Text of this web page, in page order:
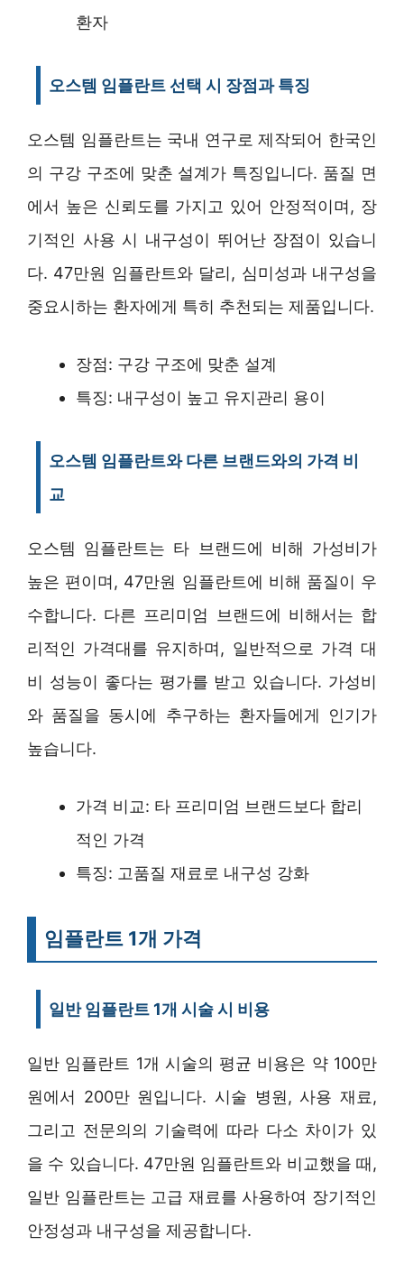
환자
오스템 임플란트 선택 시 장점과 특징
오스템 임플란트는 국내 연구로 제작되어 한국인
의 구강 구조에 맞춘 설계가 특징입니다. 품질 면
에서 높은 신뢰도를 가지고 있어 안정적이며, 장
기적인 사용 시 내구성이 뛰어난 장점이 있습니
다. 47만원 임플란트와 달리, 심미성과 내구성을
중요시하는 환자에게 특히 추천되는 제품입니다.
장점: 구강 구조에 맞춘 설계
특징: 내구성이 높고 유지관리 용이
오스템 임플란트와 다른 브랜드와의 가격 비
교
오스템 임플란트는 타 브랜드에 비해 가성비가
높은 편이며, 47만원 임플란트에 비해 품질이 우
수합니다. 다른 프리미엄 브랜드에 비해서는 합
리적인 가격대를 유지하며, 일반적으로 가격 대
비 성능이 좋다는 평가를 받고 있습니다. 가성비
와 품질을 동시에 추구하는 환자들에게 인기가
높습니다.
가격 비교: 타 프리미엄 브랜드보다 합리
적인 가격
특징: 고품질 재료로 내구성 강화
임플란트 1개 가격
일반 임플란트 1개 시술 시 비용
일반 임플란트 1개 시술의 평균 비용은 약 100만
원에서 200만 원입니다. 시술 병원, 사용 재료,
그리고 전문의의 기술력에 따라 다소 차이가 있
을 수 있습니다. 47만원 임플란트와 비교했을 때,
일반 임플란트는 고급 재료를 사용하여 장기적인
안정성과 내구성을 제공합니다.